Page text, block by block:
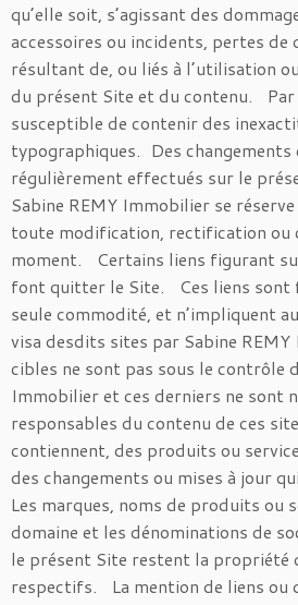
qu’elle soit, s’agissant des
accessoires ou incidents, pertes de
résultant de, ou liés à l’utilisation
du présent Site et du contenu.
susceptible de contenir des
typographiques. Des
régulièrement effectués sur le
Sabine REMY Immobilier se
toute modification, rectification ou
moment. Certains liens figurant
font quitter le Site. Ces liens sont
seule commodité, et n’impliquent
visa desdits sites par Sabine
cibles ne sont pas sous le contrôle
Immobilier et ces derniers ne sont
responsables du contenu de ces
contiennent, des produits ou
des changements ou mises à jour
Les marques, noms de produits ou
domaine et les dénominations de
le présent Site restent la propriété
respectifs. La mention de liens ou